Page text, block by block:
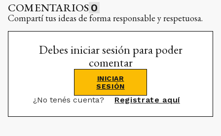
COMENTARIOS 0
Compartí tus ideas de forma responsable y respetuosa.
Debes iniciar sesión para poder
comentar
INICIAR
SESIÓN
¿No tenés cuenta? Registrate aquí